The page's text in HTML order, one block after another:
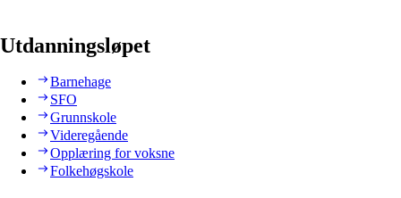
Utdanningsløpet
Barnehage
SFO
Grunnskole
Videregående
Opplæring for voksne
Folkehøgskole